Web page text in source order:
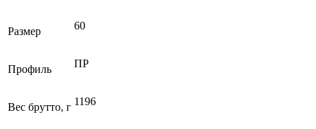
Размер 60
Профиль ПР
Вес брутто, г 1196